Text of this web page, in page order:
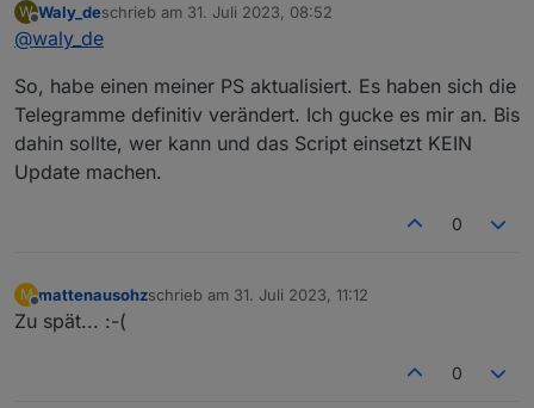
Keine große Sache, eher ein Schönheitsfehler.
Telegramme. Aber ohne einen ausführlichen
komm ich da nicht weiter.
Deine Schwankungen oben könnten damit zu tun
Du bitte mal überprüfen, ob er sich innerhalb von 30
Sekunden nach der Anpassung der AC-Leistung
W
Offline
Waly_deschrieb am 31. Juli 2023, 08:52
zuletzt editiert von
@waly_de
So, habe einen meiner PS aktualisiert. Es haben sich die
Telegramme definitiv verändert. Ich gucke es mir an. Bis
dahin sollte, wer kann und das Script einsetzt KEIN
Update machen.
0
M
Offline
mattenausohzschrieb am 31. Juli 2023, 11:12
zuletzt editiert von
Zu spät... :-(
0